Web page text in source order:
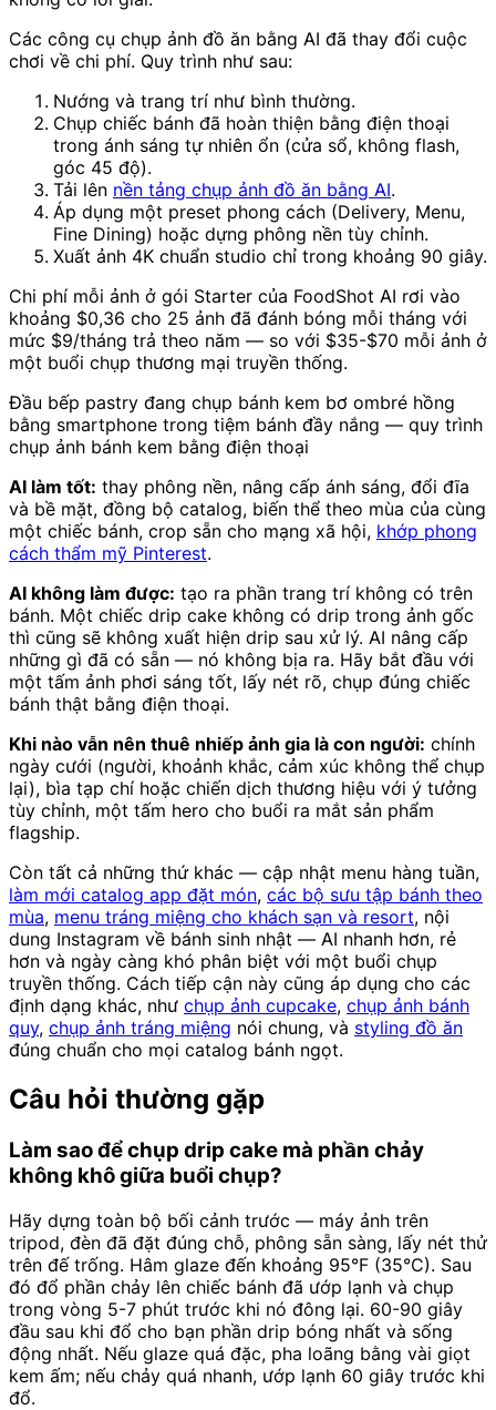
Các công cụ chụp ảnh đồ ăn bằng AI đã thay đổi cuộc
chơi về chi phí. Quy trình như sau:
Nướng và trang trí như bình thường.
Chụp chiếc bánh đã hoàn thiện bằng điện thoại
trong ánh sáng tự nhiên ổn (cửa sổ, không flash,
góc 45 độ).
Tải lên nền tảng chụp ảnh đồ ăn bằng AI.
Áp dụng một preset phong cách (Delivery, Menu,
Fine Dining) hoặc dựng phông nền tùy chỉnh.
Xuất ảnh 4K chuẩn studio chỉ trong khoảng 90 giây.
Chi phí mỗi ảnh ở gói Starter của FoodShot AI rơi vào
khoảng $0,36 cho 25 ảnh đã đánh bóng mỗi tháng với
mức $9/tháng trả theo năm — so với $35-$70 mỗi ảnh ở
một buổi chụp thương mại truyền thống.
Đầu bếp pastry đang chụp bánh kem bơ ombré hồng
bằng smartphone trong tiệm bánh đầy nắng — quy trình
chụp ảnh bánh kem bằng điện thoại
AI làm tốt: thay phông nền, nâng cấp ánh sáng, đổi đĩa
và bề mặt, đồng bộ catalog, biến thể theo mùa của cùng
một chiếc bánh, crop sẵn cho mạng xã hội, khớp phong
cách thẩm mỹ Pinterest.
AI không làm được: tạo ra phần trang trí không có trên
bánh. Một chiếc drip cake không có drip trong ảnh gốc
thì cũng sẽ không xuất hiện drip sau xử lý. AI nâng cấp
những gì đã có sẵn — nó không bịa ra. Hãy bắt đầu với
một tấm ảnh phơi sáng tốt, lấy nét rõ, chụp đúng chiếc
bánh thật bằng điện thoại.
Khi nào vẫn nên thuê nhiếp ảnh gia là con người: chính
ngày cưới (người, khoảnh khắc, cảm xúc không thể chụp
lại), bìa tạp chí hoặc chiến dịch thương hiệu với ý tưởng
tùy chỉnh, một tấm hero cho buổi ra mắt sản phẩm
flagship.
Còn tất cả những thứ khác — cập nhật menu hàng tuần,
làm mới catalog app đặt món, các bộ sưu tập bánh theo
mùa, menu tráng miệng cho khách sạn và resort, nội
dung Instagram về bánh sinh nhật — AI nhanh hơn, rẻ
hơn và ngày càng khó phân biệt với một buổi chụp
truyền thống. Cách tiếp cận này cũng áp dụng cho các
định dạng khác, như chụp ảnh cupcake, chụp ảnh bánh
quy, chụp ảnh tráng miệng nói chung, và styling đồ ăn
đúng chuẩn cho mọi catalog bánh ngọt.
Câu hỏi thường gặp
Làm sao để chụp drip cake mà phần chảy
không khô giữa buổi chụp?
Hãy dựng toàn bộ bối cảnh trước — máy ảnh trên
tripod, đèn đã đặt đúng chỗ, phông sẵn sàng, lấy nét thử
trên đế trống. Hâm glaze đến khoảng 95°F (35°C). Sau
đó đổ phần chảy lên chiếc bánh đã ướp lạnh và chụp
trong vòng 5-7 phút trước khi nó đông lại. 60-90 giây
đầu sau khi đổ cho bạn phần drip bóng nhất và sống
động nhất. Nếu glaze quá đặc, pha loãng bằng vài giọt
kem ấm; nếu chảy quá nhanh, ướp lạnh 60 giây trước khi
đổ.